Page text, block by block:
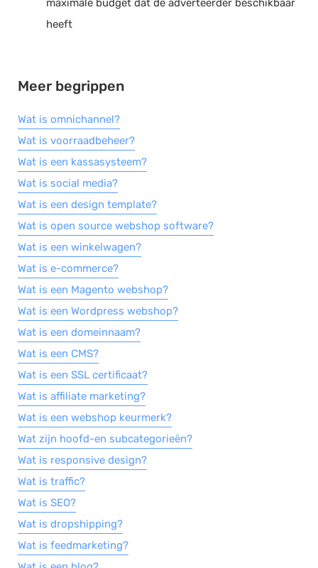
Support
Helpdesk
maximale budget dat de adverteerder beschikbaar
heeft
Meer begrippen
Wat is omnichannel?
Wat is voorraadbeheer?
Wat is een kassasysteem?
Wat is social media?
Wat is een design template?
Wat is open source webshop software?
Wat is een winkelwagen?
Wat is e-commerce?
Wat is een Magento webshop?
Wat is een Wordpress webshop?
Wat is een domeinnaam?
Wat is een CMS?
Wat is een SSL certificaat?
Wat is affiliate marketing?
Wat is een webshop keurmerk?
Wat zijn hoofd-en subcategorieën?
Wat is responsive design?
Wat is traffic?
Wat is SEO?
Wat is dropshipping?
Wat is feedmarketing?